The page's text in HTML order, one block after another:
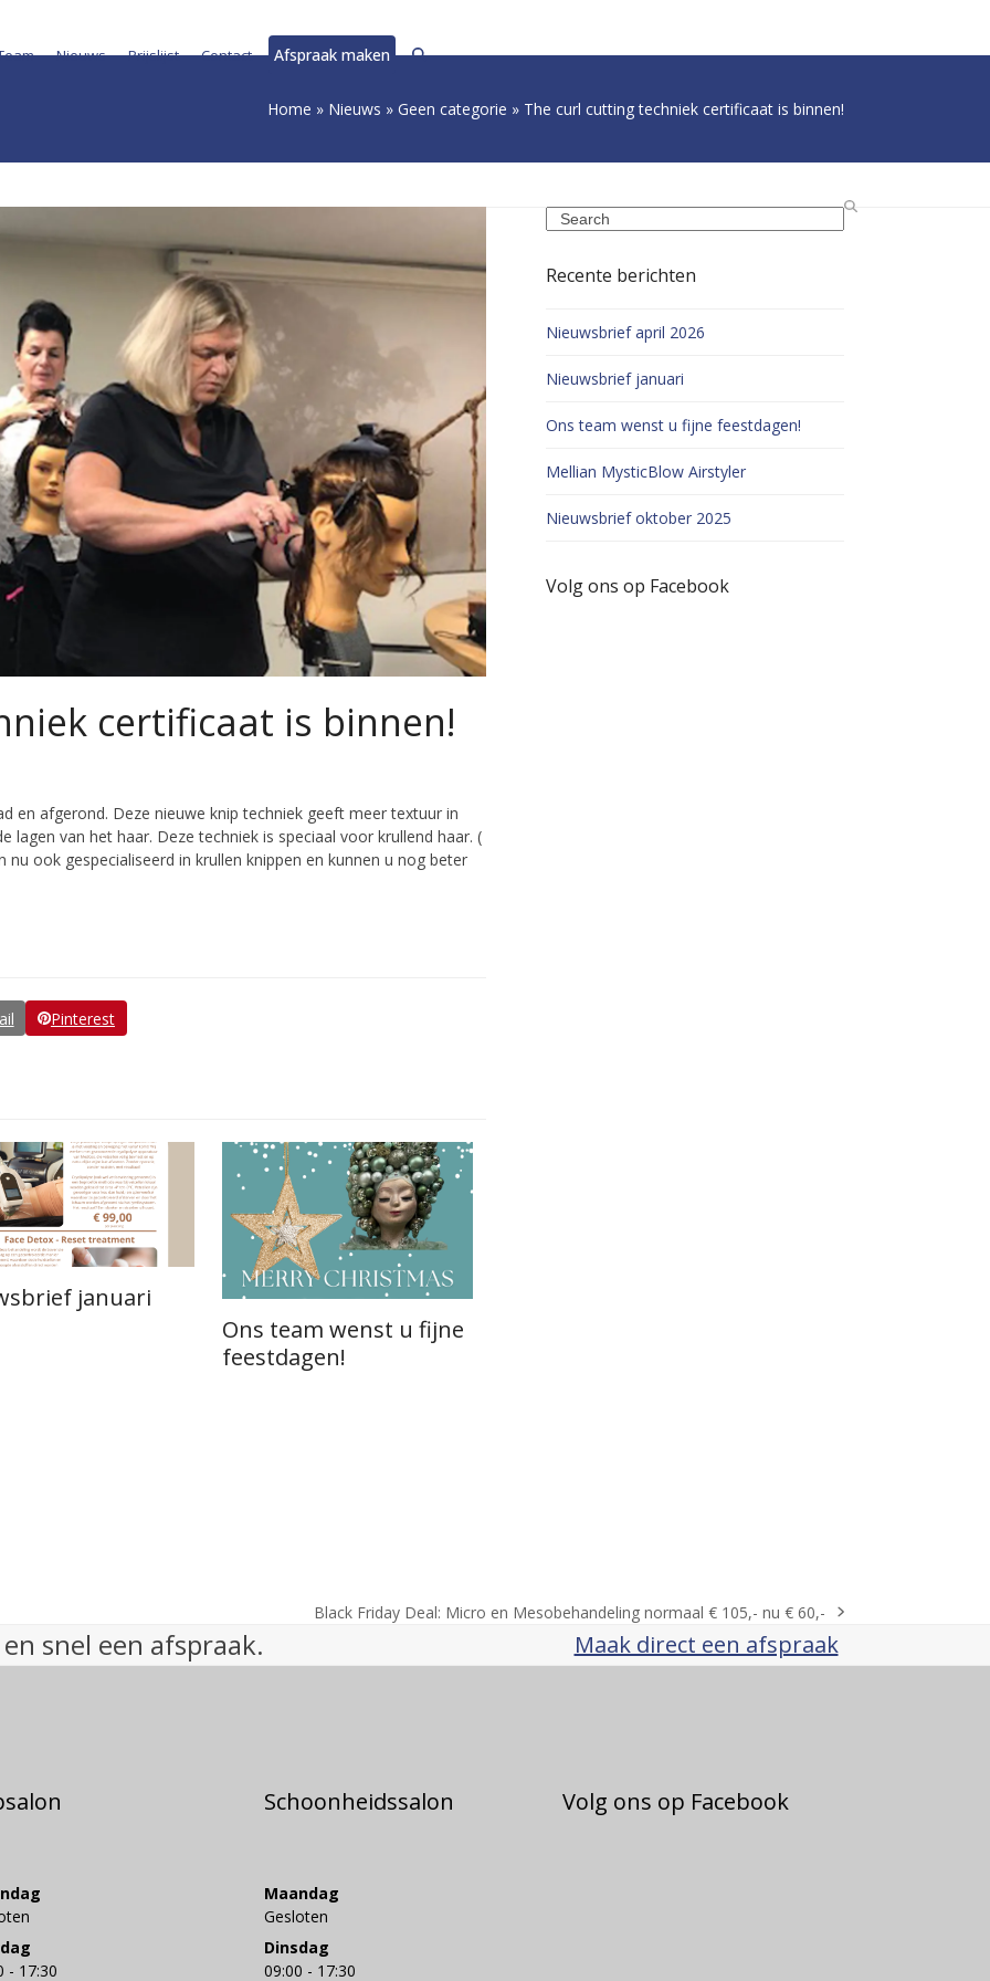
Nieuws Prijslijst Contact Afspraak maken
Home » Nieuws » Geen categorie » The curl cutting techniek certificaat is binnen!
certificaat is binnen!
en afgerond. Deze nieuwe knip techniek geeft meer textuur in
lagen van het haar. Deze techniek is speciaal voor krullend haar. (
ook gespecialiseerd in krullen knippen en kunnen u nog beter
Pinterest
januari
Ons team wenst u fijne
feestdagen!
Search
Recente berichten
Nieuwsbrief april 2026
Nieuwsbrief januari
Ons team wenst u fijne feestdagen!
Mellian MysticBlow Airstyler
Nieuwsbrief oktober 2025
Volg ons op Facebook
next
Black Friday Deal: Micro en Mesobehandeling normaal € 105,- nu € 60,-
snel een afspraak. Maak direct een afspraak
- 17:30
Schoonheidssalon
Maandag
Gesloten
Dinsdag
09:00 - 17:30
Volg ons op Facebook